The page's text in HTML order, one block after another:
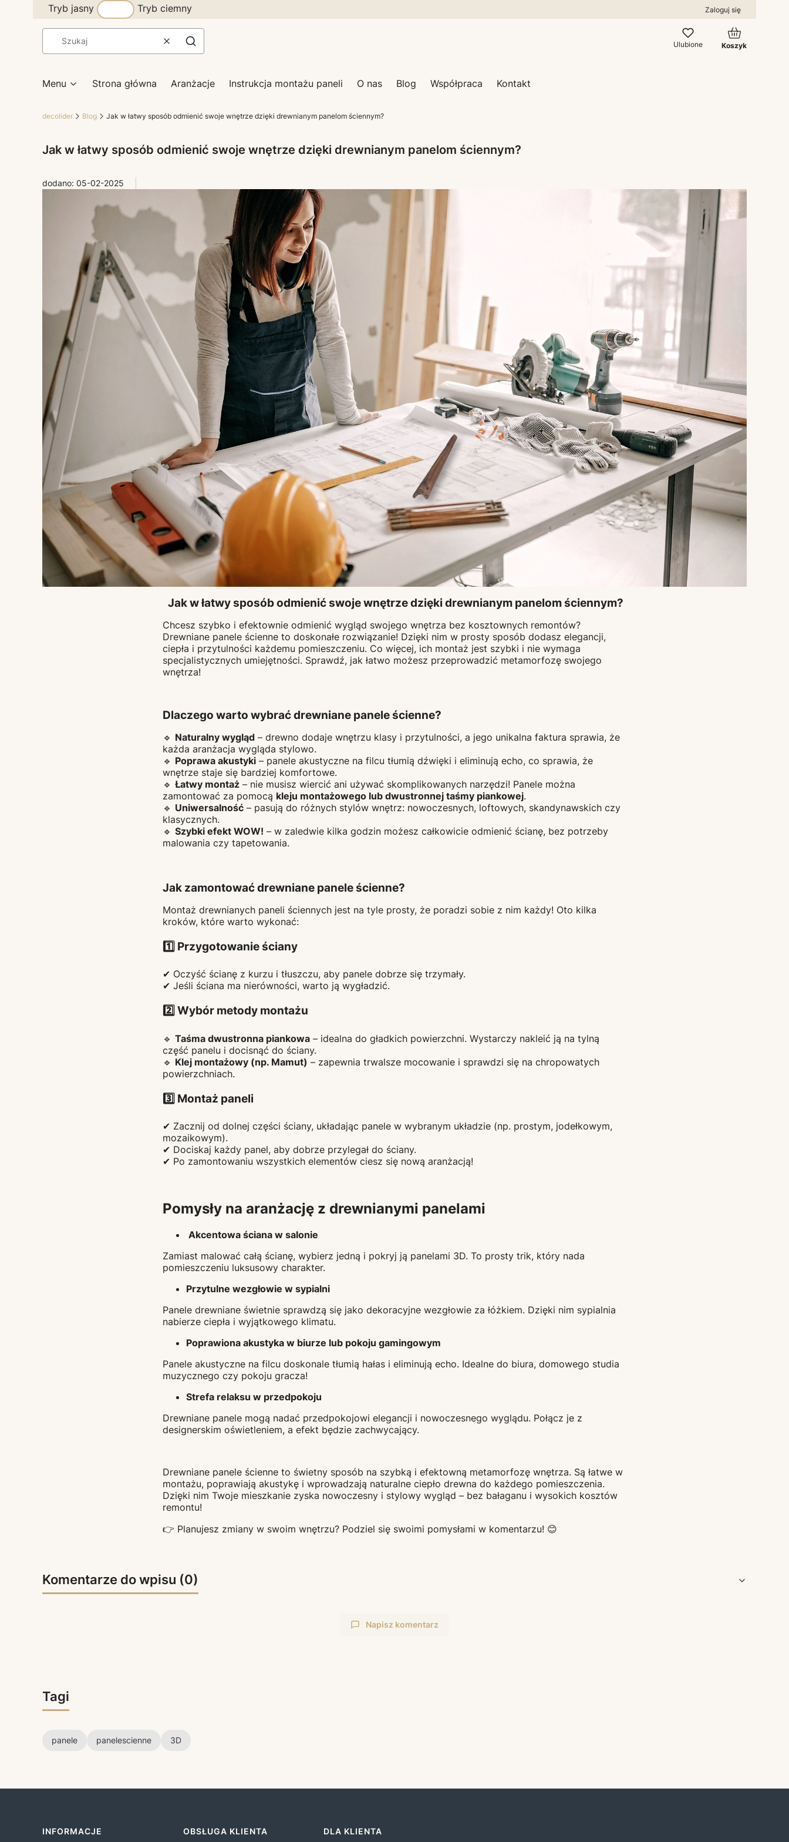
Tryb jasny Tryb ciemny Zaloguj się
WyczyśćSzukaj Ulubione
Produkty w
Koszyk
Menu Strona główna Aranżacje Instrukcja montażu paneli O nas Blog Współpraca Kontakt
decolider Blog Jak w łatwy sposób odmienić swoje wnętrze dzięki drewnianym panelom ściennym?
Jak w łatwy sposób odmienić swoje wnętrze dzięki drewnianym panelom ściennym?
dodano: 05-02-2025
Jak w łatwy sposób odmienić swoje wnętrze dzięki drewnianym panelom ściennym?
Chcesz szybko i efektownie odmienić wygląd swojego wnętrza bez kosztownych remontów?
Drewniane panele ścienne to doskonałe rozwiązanie! Dzięki nim w prosty sposób dodasz elegancji,
ciepła i przytulności każdemu pomieszczeniu. Co więcej, ich montaż jest szybki i nie wymaga
specjalistycznych umiejętności. Sprawdź, jak łatwo możesz przeprowadzić metamorfozę swojego
wnętrza!
Dlaczego warto wybrać drewniane panele ścienne?
🔹 Naturalny wygląd – drewno dodaje wnętrzu klasy i przytulności, a jego unikalna faktura sprawia, że
każda aranżacja wygląda stylowo.
🔹 Poprawa akustyki – panele akustyczne na filcu tłumią dźwięki i eliminują echo, co sprawia, że
wnętrze staje się bardziej komfortowe.
🔹Łatwy montaż – nie musisz wiercić ani używać skomplikowanych narzędzi! Panele można
zamontować za pomocą kleju montażowego lub dwustronnej taśmy piankowej.
🔹 Uniwersalność – pasują do różnych stylów wnętrz: nowoczesnych, loftowych, skandynawskich czy
klasycznych.
🔹Szybki efekt WOW! – w zaledwie kilka godzin możesz całkowicie odmienić ścianę, bez potrzeby
malowania czy tapetowania.
Jak zamontować drewniane panele ścienne?
Montaż drewnianych paneli ściennych jest na tyle prosty, że poradzi sobie z nim każdy! Oto kilka
kroków, które warto wykonać:
1️⃣ Przygotowanie ściany
✔ Oczyść ścianę z kurzu i tłuszczu, aby panele dobrze się trzymały.
✔ Jeśli ściana ma nierówności, warto ją wygładzić.
2️⃣ Wybór metody montażu
🔹Taśma dwustronna piankowa – idealna do gładkich powierzchni. Wystarczy nakleić ją na tylną
część panelu i docisnąć do ściany.
🔹 Klej montażowy (np. Mamut) – zapewnia trwalsze mocowanie i sprawdzi się na chropowatych
powierzchniach.
3️⃣ Montaż paneli
✔ Zacznij od dolnej części ściany, układając panele w wybranym układzie (np. prostym, jodełkowym,
mozaikowym).
✔ Dociskaj każdy panel, aby dobrze przylegał do ściany.
✔ Po zamontowaniu wszystkich elementów ciesz się nową aranżacją!
Pomysły na aranżację z drewnianymi panelami
Akcentowa ściana w salonie
Zamiast malować całą ścianę, wybierz jedną i pokryj ją panelami 3D. To prosty trik, który nada
pomieszczeniu luksusowy charakter.
Przytulne wezgłowie w sypialni
Panele drewniane świetnie sprawdzą się jako dekoracyjne wezgłowie za łóżkiem. Dzięki nim sypialnia
nabierze ciepła i wyjątkowego klimatu.
Poprawiona akustyka w biurze lub pokoju gamingowym
Panele akustyczne na filcu doskonale tłumią hałas i eliminują echo. Idealne do biura, domowego studia
muzycznego czy pokoju gracza!
Strefa relaksu w przedpokoju
Drewniane panele mogą nadać przedpokojowi elegancji i nowoczesnego wyglądu. Połącz je z
designerskim oświetleniem, a efekt będzie zachwycający.
Drewniane panele ścienne to świetny sposób na szybką i efektowną metamorfozę wnętrza. Są łatwe w
montażu, poprawiają akustykę i wprowadzają naturalne ciepło drewna do każdego pomieszczenia.
Dzięki nim Twoje mieszkanie zyska nowoczesny i stylowy wygląd – bez bałaganu i wysokich kosztów
remontu!
👉 Planujesz zmiany w swoim wnętrzu? Podziel się swoimi pomysłami w komentarzu! 😊
Komentarze do wpisu (0)
Napisz komentarz
Tagi
panele panelescienne 3D
Linki w stopce
INFORMACJE OBSŁUGA KLIENTA DLA KLIENTA